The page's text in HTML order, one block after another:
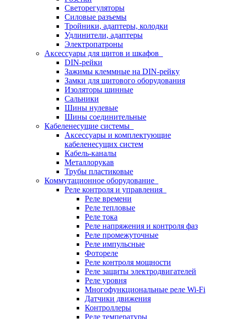
Светорегуляторы
Силовые разъемы
Тройники, адаптеры, колодки
Удлинители, адаптеры
Электропатроны
Аксессуары для щитов и шкафов
DIN-рейки
Зажимы клеммные на DIN-рейку
Замки для щитового оборудования
Изоляторы шинные
Сальники
Шины нулевые
Шины соединительные
Кабеленесущие системы
Аксессуары и комплектующие
кабеленесущих систем
Кабель-каналы
Металлорукав
Трубы пластиковые
Коммутационное оборудование
Реле контроля и управления
Реле времени
Реле тепловые
Реле тока
Реле напряжения и контроля фаз
Реле промежуточные
Реле импульсные
Фотореле
Реле контроля мощности
Реле защиты электродвигателей
Реле уровня
Многофункциональные реле Wi-Fi
Датчики движения
Контроллеры
Реле температуры